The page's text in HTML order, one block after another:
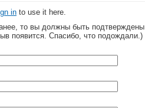
in to use it here.
то вы должны быть подтверждены
появится. Спасибо, что подождали.)